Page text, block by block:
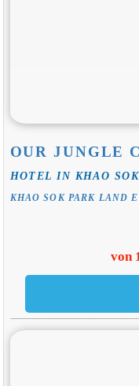
OUR JUNGLE
HOTEL IN KHAO SOK
KHAO SOK PARK LAND
von